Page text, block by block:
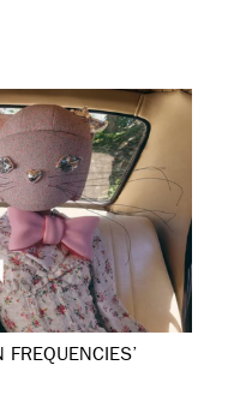
FREQUENCIES’